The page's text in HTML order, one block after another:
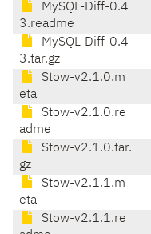
MySQL-Diff-0.4
3.readme
MySQL-Diff-0.4
3.tar.gz
Stow-v2.1.0.m
eta
Stow-v2.1.0.re
adme
Stow-v2.1.0.tar.
gz
Stow-v2.1.1.m
eta
Stow-v2.1.1.re